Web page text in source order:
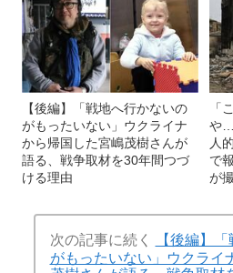
【後編】「戦地へ行かないの
がもったいない」ウクライナ
から帰国した宮嶋茂樹さんが
語る、戦争取材を30年間つづ
ける理由
「
や…
人
で
が
次の記事に続く
【後編】
がもったいない」ウクライ